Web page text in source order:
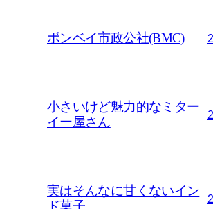
ボンベイ市政公社(BMC)
小さいけど魅力的なミター
イー屋さん
実はそんなに甘くないイン